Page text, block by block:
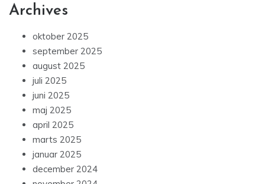
Archives
oktober 2025
september 2025
august 2025
juli 2025
juni 2025
maj 2025
april 2025
marts 2025
januar 2025
december 2024